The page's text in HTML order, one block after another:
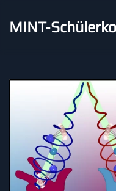
Skip to main
MINT-